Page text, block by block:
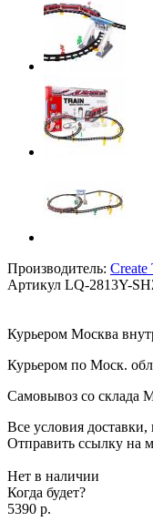
Производитель: Create
Артикул LQ-2813Y-
Курьером Москва
Курьером по Моск.
Самовывоз со склада
Все условия
Отправить ссылку на
Нет в наличии
Когда будет?
5390 р.